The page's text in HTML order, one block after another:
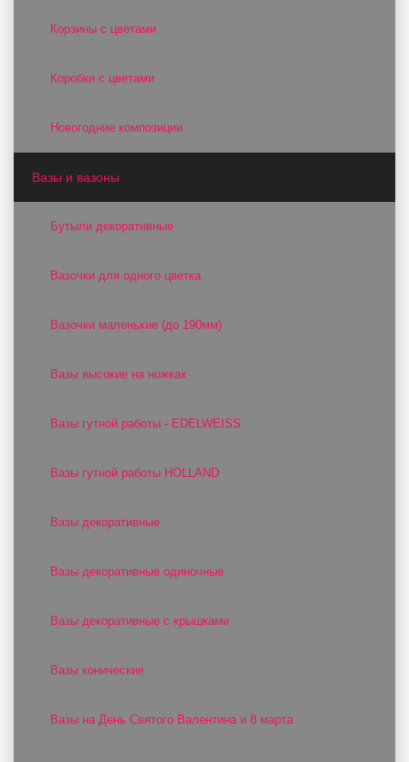
Корзины с цветами
Коробки с цветами
Новогодние композиции
Вазы и вазоны
Бутыли декоративные
Вазочки для одного цветка
Вазочки маленькие (до 190мм)
Вазы высокие на ножках
Вазы гутной работы - EDELWEISS
Вазы гутной работы HOLLAND
Вазы декоративные
Вазы декоративные одиночные
Вазы декоративные с крышками
Вазы конические
Вазы на День Святого Валентина и 8 марта